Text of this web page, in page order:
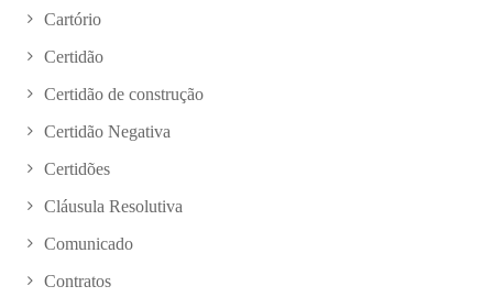
Cartório
Certidão
Certidão de construção
Certidão Negativa
Certidões
Cláusula Resolutiva
Comunicado
Contratos